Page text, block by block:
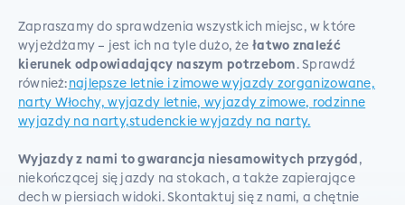
Zapraszamy do sprawdzenia wszystkich miejsc, w które
wyjeżdżamy – jest ich na tyle dużo, że łatwo znaleźć
kierunek odpowiadający naszym potrzebom . Sprawdź
również: najlepsze letnie i zimowe wyjazdy zorganizowane,
narty Włochy,wyjazdy letnie,wyjazdy zimowe, rodzinne
wyjazdy na narty,studenckie wyjazdy na narty.
Wyjazdy z nami to gwarancja niesamowitych przygód ,
niekończącej się jazdy na stokach, a także zapierające
dech w piersiach widoki. Skontaktuj się z nami, a chętnie